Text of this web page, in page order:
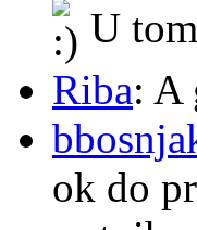
U
Riba: A
ok do